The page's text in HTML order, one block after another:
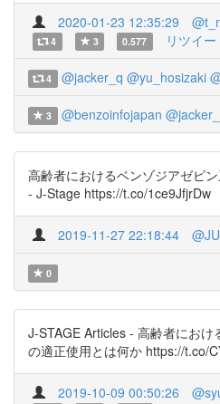
2020-01-23 12:35:29
4 3 0.577 リツイ
4 @jacker_q @yu_hosizaki
3 @benzoinfojapan
高齢者におけるベンゾジアゼピ
- J-Stage https://t.co/1ce9JfjrDw
2019-11-27 22:18:44
0
J-STAGE Articles - 高齢者にお
の適正使用とは何か https://t.co/
2019-10-09 00:50:26